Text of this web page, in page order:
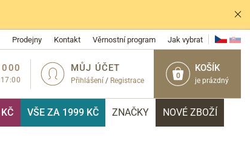
Prodejny Kontakt Věrnostní program Jak vybrat
0
KOŠÍK
je prázdný
MŮJ ÚČET
Přihlášení / Registrace
VŠE ZA 1999 KČ ZNAČKY NOVÉ ZBOŽÍ